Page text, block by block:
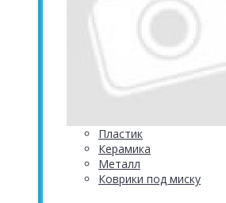
Пластик
Керамика
Металл
Коврики под миску